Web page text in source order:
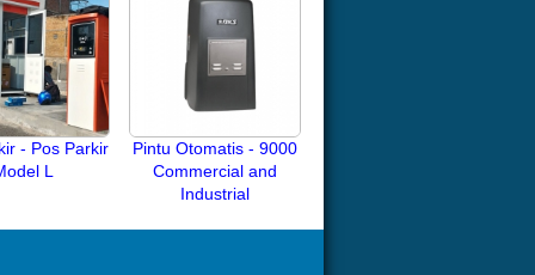
- Pos Parkir
L
Pintu Otomatis - 9000
Commercial and
Industrial